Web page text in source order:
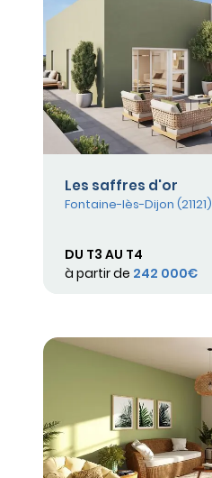
Les saffres d'or
Fontaine-lès-Dijon (21121)
DU T3 AU T4
à partir de 242 000€